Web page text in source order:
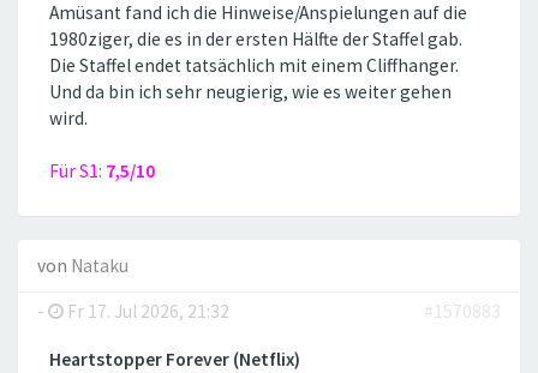
Amüsant fand ich die Hinweise/Anspielungen auf die
1980ziger, die es in der ersten Hälfte der Staffel gab.
Die Staffel endet tatsächlich mit einem Cliffhanger.
Und da bin ich sehr neugierig, wie es weiter gehen
wird.
Für S1: 7,5/10
von Nataku
-
Fr 17. Jul 2026, 21:32 #1570883
Heartstopper Forever (Netflix)